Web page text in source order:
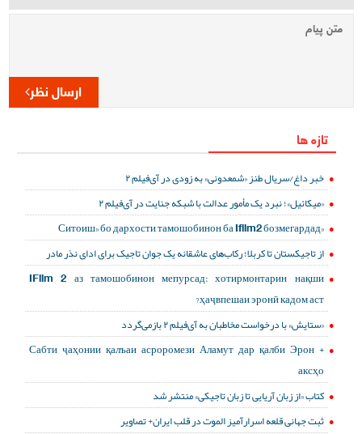
ارسال نظر
تازه ها
خبر داغ/سریال طنز «شمعدونی» به زودی در آی‌فیلم ۲
«میکائیل»؛ نبرد یک مأمور عدالت با شبکه جنایت در آی‌فیلم ۲
«Ситоиш» бо дархости тамошобинон ба Ifilm2 бозмегардад
از تاجیکستان تا کربلا؛ رکاب‌های عاشقانه یک جوان تاجیک برای ادای نذر مادر
IFilm 2 аз тамошобинон мепурсад: хотирмонтарин нақши
ҳаҷвпешаи эронӣ кадом аст?
«ستایش» با درخواست مخاطبان به آی‌فیلم ۲ بازمی‌گردد
Сабти ҷаҳонии қалъаи асроромези Аламут дар қалби Эрон +
аксҳо
کتاب «از زبان آریایی تا زبان تاجیکی» منتشر شد
ثبت جهانی قلعه اسرارآمیز الموت در قلب ایران+ تصاویر